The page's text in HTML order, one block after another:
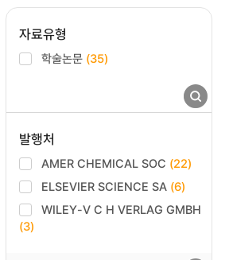
자료유형
학술논문 (35)
발행처
AMER CHEMICAL SOC (22)
ELSEVIER SCIENCE SA (6)
WILEY-V C H VERLAG GMBH
(3)